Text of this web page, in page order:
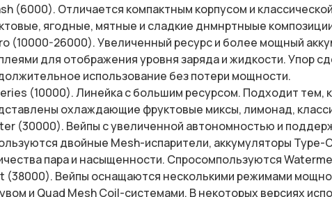
(6000). Отличается компактным корпусом и
ягодные, мятные и сладкие днмнртныые
(10000-26000). Увеличенный ресурс и более мощный
для отображения уровня заряда и жидкости. Упор
использование без потери мощности.
(10000). Линейка с большим ресурсом. Подходит тем,
охлаждающие фруктовые миксы, лимонад,
(30000). Вейпы с увеличенной автономностью и
двойные Mesh-испарители, аккумуляторы Type-
пара и насыщенности. Спросомпользуются
(38000). Вейпы оснащаются несколькими режимами
и Quad Mesh Coil-системами. В некоторых версиях